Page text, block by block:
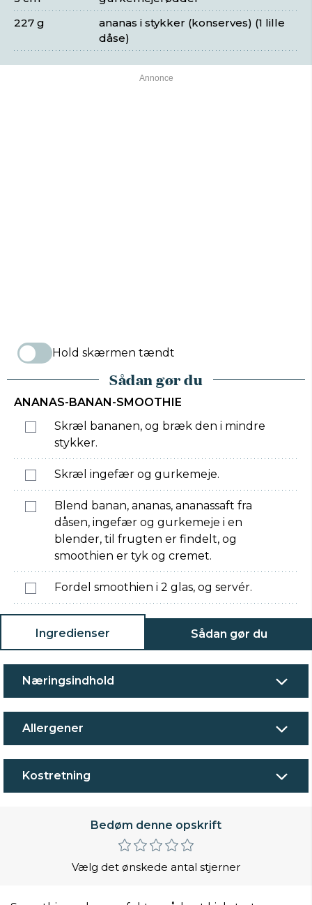
ananas i stykker (konserves) (1 lille
dåse)
227 g
Hold skærmen tændt
Sådan gør du
ANANAS-BANAN-SMOOTHIE
Skræl bananen, og bræk den i mindre
stykker.
Skræl ingefær og gurkemeje.
Blend banan, ananas, ananassaft fra
dåsen, ingefær og gurkemeje i en
blender, til frugten er findelt, og
smoothien er tyk og cremet.
Fordel smoothien i 2 glas, og servér.
Ingredienser Sådan gør du
Næringsindhold
Allergener
Kostretning
Bedøm denne opskrift
Vælg det ønskede antal stjerner